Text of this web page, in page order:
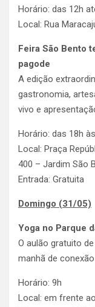
Horário: das 12h
Local: Rua
Feira São Bento
pagode
A edição
gastronomia,
vivo e
Horário: das 18h
Local: Praça
400 – Jardim São
Entrada: Gratuita
Domingo (31/05)
Yoga no Parque
O aulão gratuito
manhã de
Horário: 9h
Local: em frente